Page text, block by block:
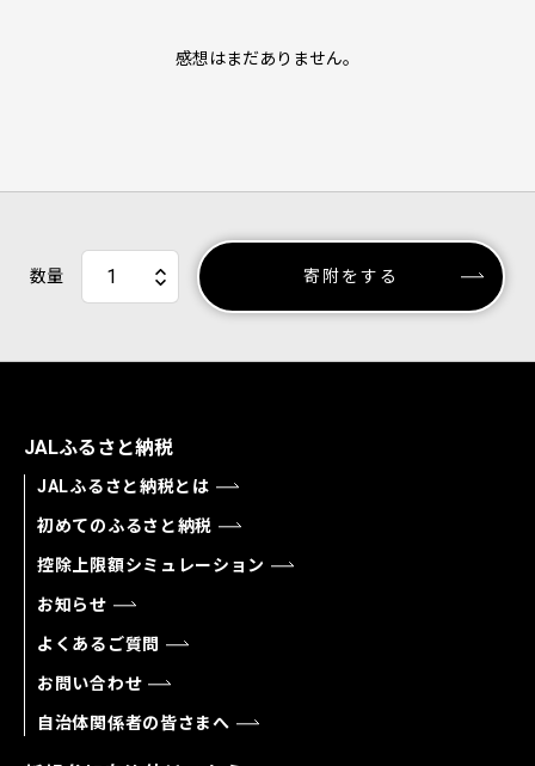
感想はまだありません。
数量 寄附をする
JALふるさと納税
JALふるさと納税とは
初めてのふるさと納税
控除上限額シミュレーション
お知らせ
よくあるご質問
お問い合わせ
自治体関係者の皆さまへ